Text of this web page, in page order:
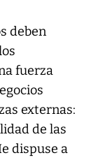
deben
fuerza
externas:
de las
dispuse a